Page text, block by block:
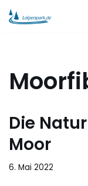
Die
Moor
6. Mai 2022